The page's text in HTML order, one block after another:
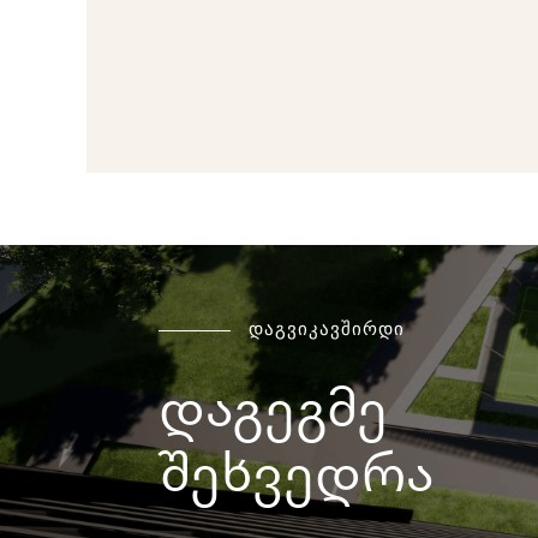
დაგვიკავშირდი
დაგეგმე
შეხვედრა